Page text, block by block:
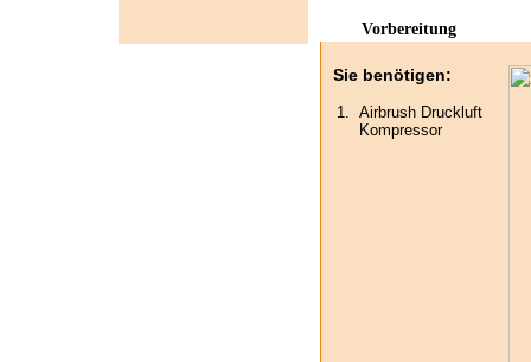
Vorbereitung
Sie benötigen:
1. Airbrush Druckluft
Kompressor